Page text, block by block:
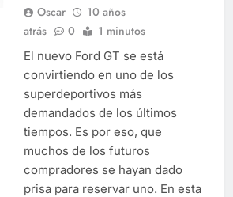
Oscar
10 años
atrás
0 1 minutos
El nuevo Ford GT se está
convirtiendo en uno de los
superdeportivos más
demandados de los últimos
tiempos. Es por eso, que
muchos de los futuros
compradores se hayan dado
prisa para reservar uno. En esta